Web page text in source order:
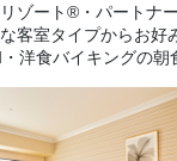
ゾート®・パートナ
客室タイプからお
洋食バイキングの朝